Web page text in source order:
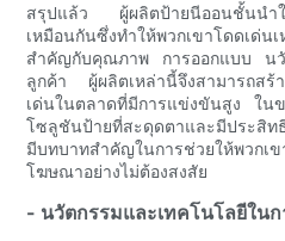
สรุปแล้ว ผู้ผลิตป้ายนีออนชั้นนำใ
เหมือนกันซึ่งทำให้พวกเขาโดดเ
สำคัญกับคุณภาพ การออกแบบ นวั
ลูกค้า ผู้ผลิตเหล่านี้จึงสามารถสร้
เด่นในตลาดที่มีการแข่งขันสูง ใน
โซลูชันป้ายที่สะดุดตาและมีประสิ
มีบทบาทสำคัญในการช่วยให้พวกเ
โฆษณาอย่างไม่ต้องสงสัย
- นวัตกรรมและเทคโนโลยีใน